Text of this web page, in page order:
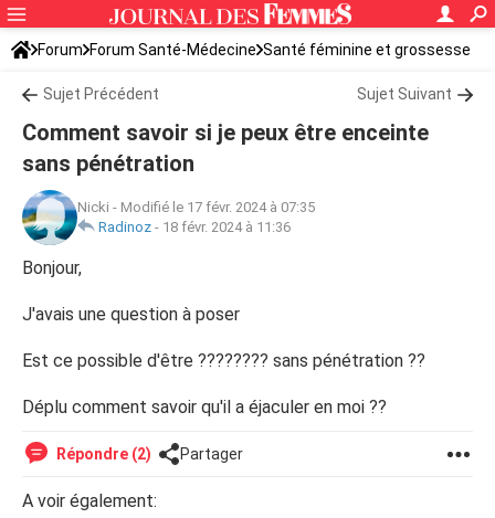
Forum Forum Santé-Médecine Santé féminine et grossesse
Tomber enceinte
Sujet Précédent Sujet Suivant
Comment savoir si je peux être enceinte
sans pénétration
Nicki - Modifié le 17 févr. 2024 à 07:35
Radinoz - 18 févr. 2024 à 11:36
Bonjour,
J'avais une question à poser
Est ce possible d'être ???????? sans pénétration ??
Déplu comment savoir qu'il a éjaculer en moi ??
Répondre (2) Partager
A voir également: